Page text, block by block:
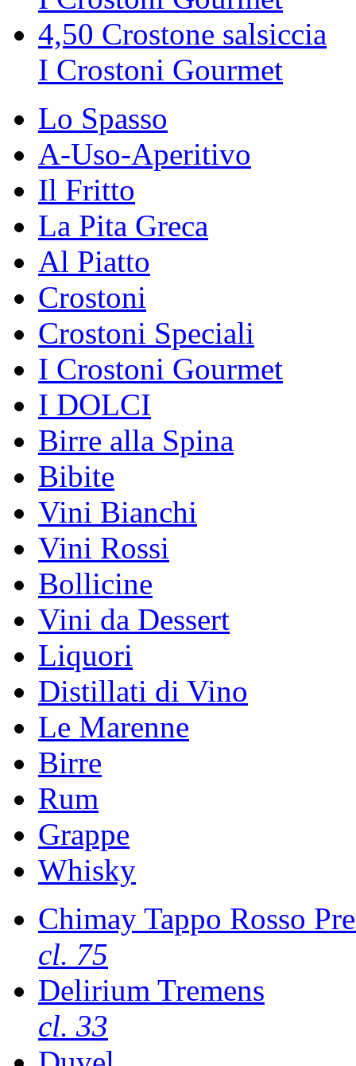
4,50 Crostone salsiccia
I Crostoni Gourmet
Lo Spasso
A-Uso-Aperitivo
Il Fritto
La Pita Greca
Al Piatto
Crostoni
Crostoni Speciali
I Crostoni Gourmet
I DOLCI
Birre alla Spina
Bibite
Vini Bianchi
Vini Rossi
Bollicine
Vini da Dessert
Liquori
Distillati di Vino
Le Marenne
Birre
Rum
Grappe
Whisky
Chimay Tappo Rosso
cl. 75
Delirium Tremens
cl. 33